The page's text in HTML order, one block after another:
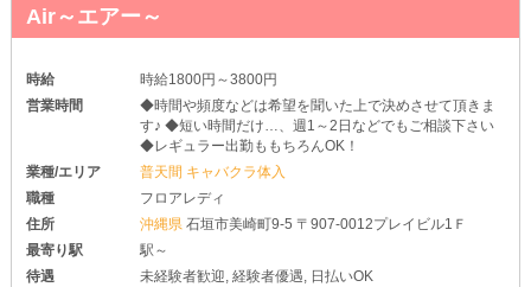
もちろん、経験者さんも大歓迎です！！！
当店へ入店の際は、お給料面や待遇面などを《最大限優遇》いたし
納得の条件を揃えたいので、面接にてこれまでの経歴についてお聞
かせください◎
最高レベルに充実したナイトワークライフを、一緒に過ごしません
Air～エアー～
時給
時給1800円～3800円
営業時間
◆時間や頻度などは希望を聞いた上で決めさせて頂きま
す♪ ◆短い時間だけ…、週1～2日などでもご相談下さい
◆レギュラー出勤ももちろんOK！
業種/エリア
普天間 キャバクラ体入
職種
フロアレディ
住所
沖縄県石垣市美崎町9-5 〒907-0012プレイビル1Ｆ
最寄り駅
駅～
待遇
未経験者歓迎, 経験者優遇, 日払いOK